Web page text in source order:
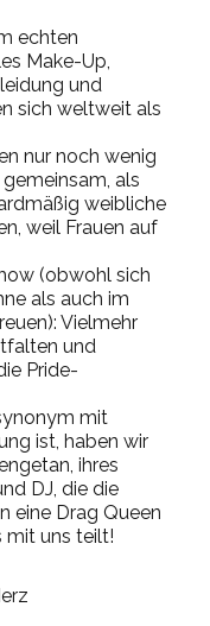
echten
Make-Up,
und
sich weltweit als
nur noch wenig
als
weibliche
weil Frauen auf
(obwohl sich
als auch im
Vielmehr
und
Pride-
mit
ist, haben wir
ihres
DJ, die die
eine Drag Queen
mit uns teilt!